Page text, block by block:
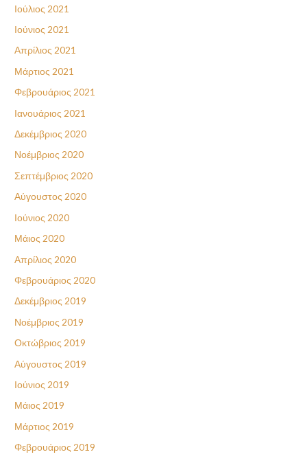
Ιούλιος 2021
Ιούνιος 2021
Απρίλιος 2021
Μάρτιος 2021
Φεβρουάριος 2021
Ιανουάριος 2021
Δεκέμβριος 2020
Νοέμβριος 2020
Σεπτέμβριος 2020
Αύγουστος 2020
Ιούνιος 2020
Μάιος 2020
Απρίλιος 2020
Φεβρουάριος 2020
Δεκέμβριος 2019
Νοέμβριος 2019
Οκτώβριος 2019
Αύγουστος 2019
Ιούνιος 2019
Μάιος 2019
Μάρτιος 2019
Φεβρουάριος 2019